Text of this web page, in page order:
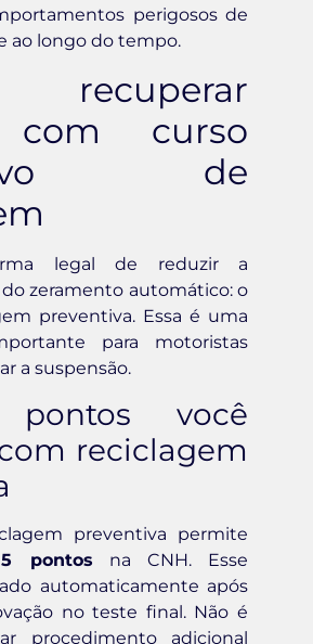
perigosos de
ao longo do tempo.
recuperar
com curso
de
legal de reduzir a
zeramento automático: o
preventiva. Essa é uma
para motoristas
a suspensão.
pontos você
reciclagem
preventiva permite
pontos na CNH. Esse
automaticamente após
no teste final. Não é
procedimento adicional